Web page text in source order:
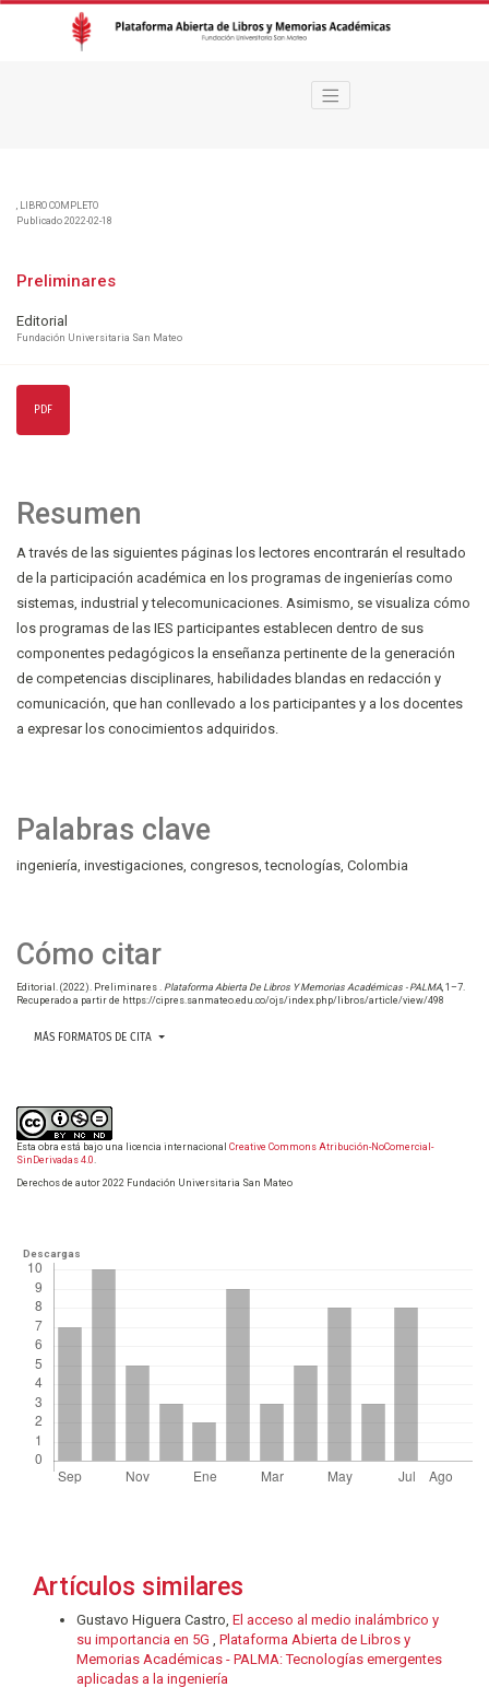
, LIBRO COMPLETO
Preliminares
Publicado 2022-02-18
Editorial
Fundación Universitaria San Mateo
PDF
Palabras clave
ingeniería investigaciones congresos tecnologías Colombia
Cómo citar
Editorial. (2022). Preliminares . Plataforma Abierta De Libros Y Memorias Académicas - PALMA, 1–7.
Recuperado a partir de https://cipres.sanmateo.edu.co/ojs/index.php/libros/article/view/498
MÁS FORMATOS DE CITA
Resumen
A través de las siguientes páginas los lectores encontrarán el resultado
de la participación académica en los programas de ingenierías como
sistemas, industrial y telecomunicaciones. Asimismo, se visualiza cómo
los programas de las IES participantes establecen dentro de sus
componentes pedagógicos la enseñanza pertinente de la generación
de competencias disciplinares, habilidades blandas en redacción y
comunicación, que han conllevado a los participantes y a los docentes
a expresar los conocimientos adquiridos.
Esta obra está bajo una licencia internacional Creative Commons Atribución-NoComercial-
SinDerivadas 4.0.
Derechos de autor 2022 Fundación Universitaria San Mateo
Descargas
Artículos similares
Gustavo Higuera Castro, El acceso al medio inalámbrico y
su importancia en 5G , Plataforma Abierta de Libros y
Memorias Académicas - PALMA: Tecnologías emergentes
aplicadas a la ingeniería